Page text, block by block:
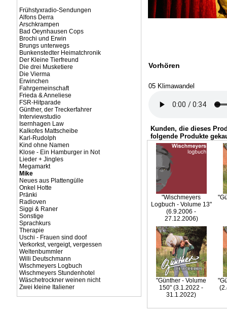
Frühstyxradio-Sendungen
Alfons Derra
Arschkrampen
Bad Oeynhausen Cops
Brochi und Erwin
Brungs unterwegs
Bunkenstedter Heimatchronik
Der Kleine Tierfreund
Die drei Musketiere
Die Vierma
Erwinchen
Fahrgemeinschaft
Frieda & Anneliese
FSR-Hitparade
Günther, der Treckerfahrer
Interviewstudio
Isernhagen Law
Kalkofes Mattscheibe
Karl-Rudolph
Kind ohne Namen
Klose - Ein Hamburger in Not
Lieder + Jingles
Megamarkt
Mike
Neues aus Plattengülle
Onkel Hotte
Pränki
Radioven
Siggi & Raner
Sonstige
Sprachkurs
Therapie
Uschi - Frauen sind doof
Verkorkst, vergeigt, vergessen
Weltenbummler
Willi Deutschmann
Wischmeyers Logbuch
Wischmeyers Stundenhotel
Wäschetrockner weinen nicht
Zwei kleine Italiener
Vorhören
05 Klimawandel
Kunden, die dieses
folgende Produkte
"Wischmeyers
Logbuch - Volume 13"
(6.9.2006 -
27.12.2006)
"Günther - Volume
150" (3.1.2022 -
31.1.2022)